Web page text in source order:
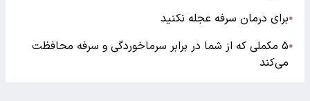
●برای درمان سرفه عجله نکنید
●
۵ مکملی که از شما در برابر سرماخوردگی و سرفه محافظت
می‌کند